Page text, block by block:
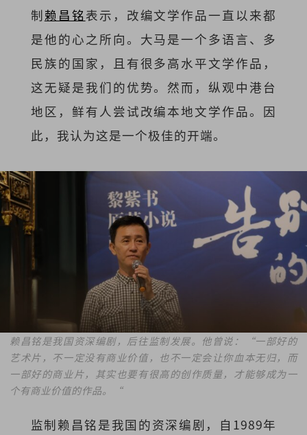
制赖昌铭 表示，改编文学作品一直以来都
是他的心之所向。大马是一个多语言、多
民族的国家，且有很多高水平文学作品，
这无疑是我们的优势。然而，纵观中港台
地区，鲜有人尝试改编本地文学作品。因
此，我认为这是一个极佳的开端。
赖昌铭是我国资深编剧，后往监制发展。他曾说：“一部好的
艺术片，不一定没有商业价值，也不一定会让你血本无归，而
一部好的商业片，其实也要有很高的创作质量，才能够成为一
个有商业价值的作品。“
监制赖昌铭是我国的资深编剧，自1989年